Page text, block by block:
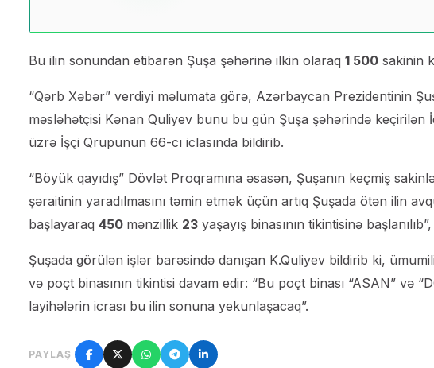
Bu ilin sonundan etibarən Şuşa şəhərinə ilkin olaraq 1 500 sakinin
“Qərb Xəbər” verdiyi məlumata görə, Azərbaycan Prezidentinin
məsləhətçisi Kənan Quliyev bunu bu gün Şuşa şəhərində keçirilən
üzrə İşçi Qrupunun 66-cı iclasında bildirib.
“Böyük qayıdış” Dövlət Proqramına əsasən, Şuşanın keçmiş
şəraitinin yaradılmasını təmin etmək üçün artıq Şuşada ötən ilin
başlayaraq 450 mənzillik 23 yaşayış binasının tikintisinə
Şuşada görülən işlər barəsində danışan K.Quliyev bildirib ki,
və poçt binasının tikintisi davam edir: “Bu poçt binası “ASAN” və
layihələrin icrası bu ilin sonuna yekunlaşacaq”.
PAYLAŞ